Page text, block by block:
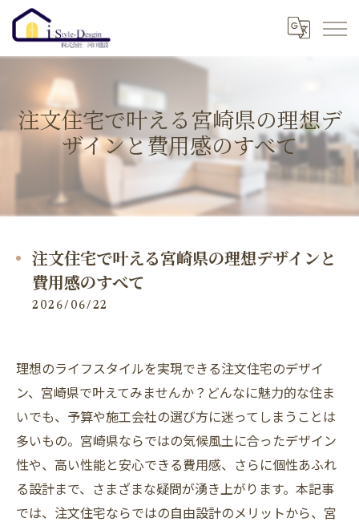
注文住宅で叶える宮崎県の理想デ
ザインと費用感のすべて
注文住宅で叶える宮崎県の理想デザインと
費用感のすべて
2026/06/22
理想のライフスタイルを実現できる注文住宅のデザイ
ン、宮崎県で叶えてみませんか？どんなに魅力的な住ま
いでも、予算や施工会社の選び方に迷ってしまうことは
多いもの。宮崎県ならではの気候風土に合ったデザイン
性や、高い性能と安心できる費用感、さらに個性あふれ
る設計まで、さまざまな疑問が湧き上がります。本記事
では、注文住宅ならではの自由設計のメリットから、宮